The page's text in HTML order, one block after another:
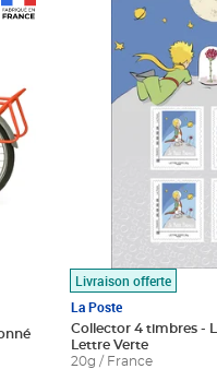
Livraison offerte
La Poste
Collector 4 timbres -
Lettre Verte
20g / France
Prix 7,50€